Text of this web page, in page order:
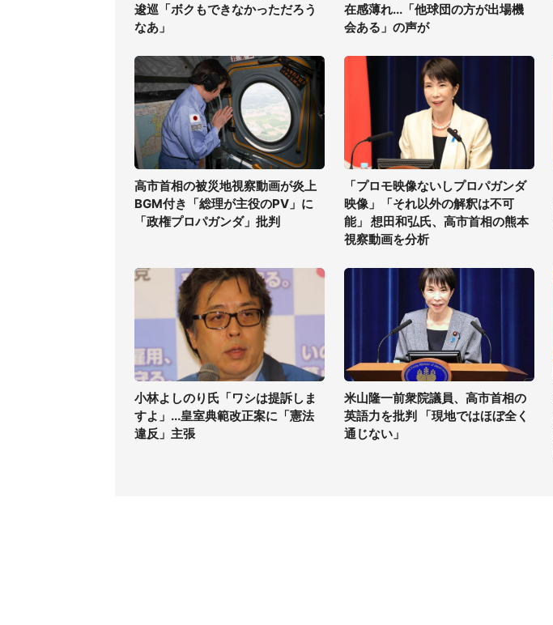
逡巡「ボクもできなかっただろう
なあ」
在感薄れ...「他球団の方が出場機
会ある」の声が
高市首相の被災地視察動画が炎上
BGM付き「総理が主役のPV」に
「政権プロパガンダ」批判
「プロモ映像ないしプロパガンダ
映像」「それ以外の解釈は不可
能」 想田和弘氏、高市首相の熊本
視察動画を分析
小林よしのり氏「ワシは提訴しま
すよ」...皇室典範改正案に「憲法
違反」主張
米山隆一前衆院議員、高市首相の
英語力を批判 「現地ではほぼ全く
通じない」